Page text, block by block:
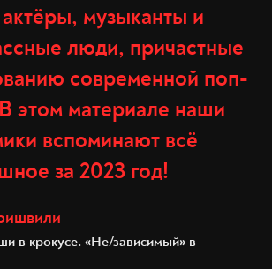
музыканты и
люди, причастные
современной поп-
этом материале наши
вспоминают всё
за 2023 год!
в крокусе. «Не/зависимый» в